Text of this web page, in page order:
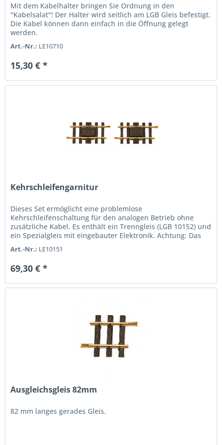
Mit dem Kabelhalter bringen Sie Ordnung in den
"Kabelsalat"! Der Halter wird seitlich am LGB Gleis befestigt.
Die Kabel können dann einfach in die Öffnung gelegt
werden.
Art.-Nr.: LE10710
15,30 € *
Kehrschleifengarnitur
Dieses Set ermöglicht eine problemlose
Kehrschleifenschaltung für den analogen Betrieb ohne
zusätzliche Kabel. Es enthält ein Trenngleis (LGB 10152) und
ein Spezialgleis mit eingebauter Elektronik. Achtung: Das
Art.-Nr.: LE10151
69,30 € *
Ausgleichsgleis 82mm
82 mm langes gerades Gleis.